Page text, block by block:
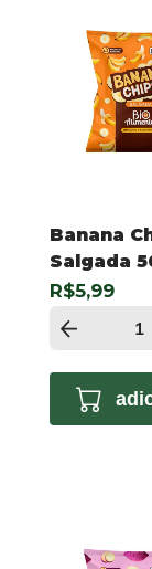
Banana
Salgada
R$5,99